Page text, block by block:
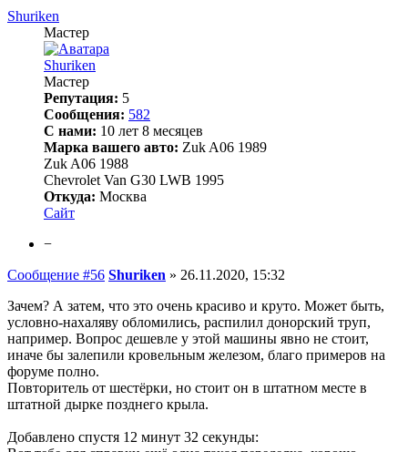
Shuriken
Мастер
Shuriken
Мастер
Репутация: 5
Сообщения: 582
С нами: 10 лет 8 месяцев
Марка вашего авто: Zuk A06 1989
Zuk A06 1988
Chevrolet Van G30 LWB 1995
Откуда: Москва
Сайт
−
Сообщение #56 Shuriken » 26.11.2020, 15:32
Зачем? А затем, что это очень красиво и круто. Может быть,
условно-нахаляву обломились, распилил донорский труп,
например. Вопрос дешевле у этой машины явно не стоит,
иначе бы залепили кровельным железом, благо примеров на
форуме полно.
Повторитель от шестёрки, но стоит он в штатном месте в
штатной дырке позднего крыла.
Добавлено спустя 12 минут 32 секунды: